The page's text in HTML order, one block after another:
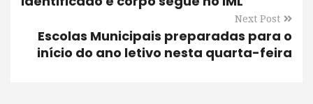
Next Post
Escolas Municipais preparadas para o
início do ano letivo nesta quarta-feira